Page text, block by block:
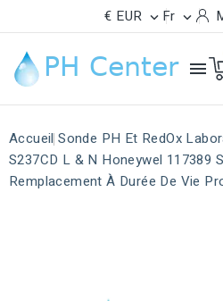
€ EUR  Fr 

Accueil Sonde PH Et RedOx
S237CD L & N Honeywel 117389
Remplacement À Durée De Vie